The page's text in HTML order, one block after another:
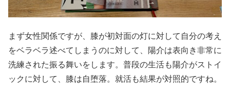
まず女性関係ですが、膝が初対面の灯に対して自分の考え
をベラベラ述べてしまうのに対して、陽介は表向き非常に
洗練された振る舞いをします。普段の生活も陽介がストイ
ックに対して、膝は自堕落。就活も結果が対照的ですね。